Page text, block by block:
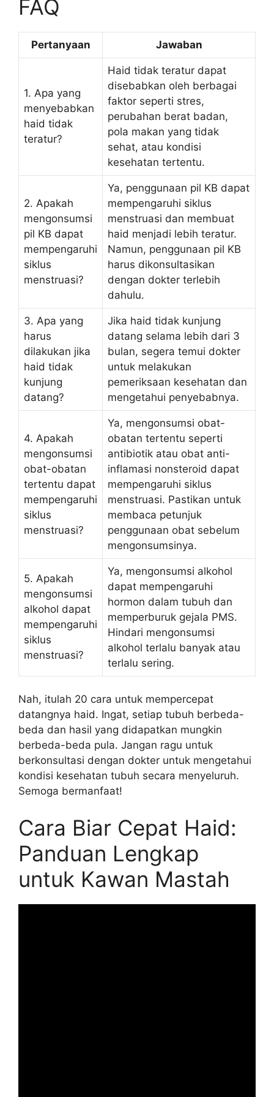
FAQ
Pertanyaan Jawaban
1. Apa yang
menyebabkan
haid tidak
teratur?
Haid tidak teratur dapat
disebabkan oleh berbagai
faktor seperti stres,
perubahan berat badan,
pola makan yang tidak
sehat, atau kondisi
kesehatan tertentu.
2. Apakah
mengonsumsi
pil KB dapat
mempengaruhi
siklus
menstruasi?
Ya, penggunaan pil KB dapat
mempengaruhi siklus
menstruasi dan membuat
haid menjadi lebih teratur.
Namun, penggunaan pil KB
harus dikonsultasikan
dengan dokter terlebih
dahulu.
3. Apa yang
harus
dilakukan jika
haid tidak
kunjung
datang?
Jika haid tidak kunjung
datang selama lebih dari 3
bulan, segera temui dokter
untuk melakukan
pemeriksaan kesehatan dan
mengetahui penyebabnya.
4. Apakah
mengonsumsi
obat-obatan
tertentu dapat
mempengaruhi
siklus
menstruasi?
Ya, mengonsumsi obat-
obatan tertentu seperti
antibiotik atau obat anti-
inflamasi nonsteroid dapat
mempengaruhi siklus
menstruasi. Pastikan untuk
membaca petunjuk
penggunaan obat sebelum
mengonsumsinya.
5. Apakah
mengonsumsi
alkohol dapat
mempengaruhi
siklus
menstruasi?
Ya, mengonsumsi alkohol
dapat mempengaruhi
hormon dalam tubuh dan
memperburuk gejala PMS.
Hindari mengonsumsi
alkohol terlalu banyak atau
terlalu sering.
Nah, itulah 20 cara untuk mempercepat
datangnya haid. Ingat, setiap tubuh berbeda-
beda dan hasil yang didapatkan mungkin
berbeda-beda pula. Jangan ragu untuk
berkonsultasi dengan dokter untuk mengetahui
kondisi kesehatan tubuh secara menyeluruh.
Semoga bermanfaat!
Cara Biar Cepat Haid:
Panduan Lengkap
untuk Kawan Mastah